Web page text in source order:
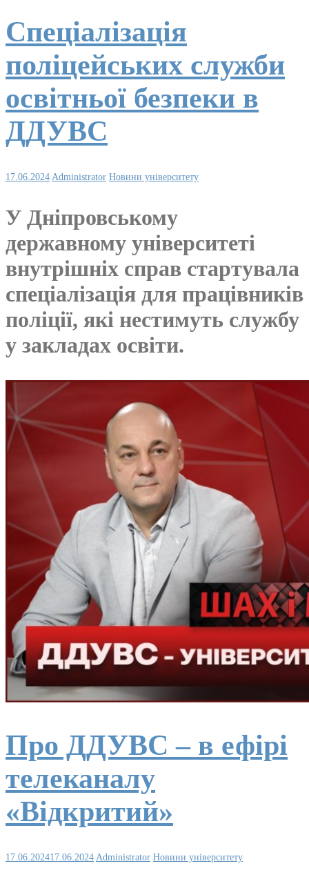
Спеціалізація
поліцейських служби
освітньої безпеки в
ДДУВС
17.06.2024 Administrator Новини університету
У Дніпровському
державному університеті
внутрішніх справ стартувала
спеціалізація для працівників
поліції, які нестимуть службу
у закладах освіти.
Про ДДУВС – в ефірі
телеканалу
«Відкритий»
17.06.202417.06.2024 Administrator Новини університету